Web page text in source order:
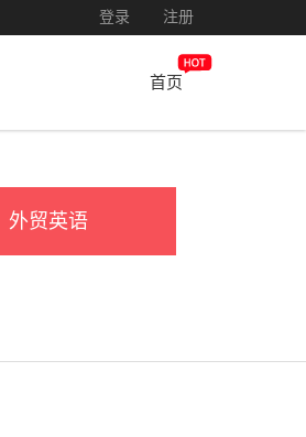
登录 注册
首页
外贸英语